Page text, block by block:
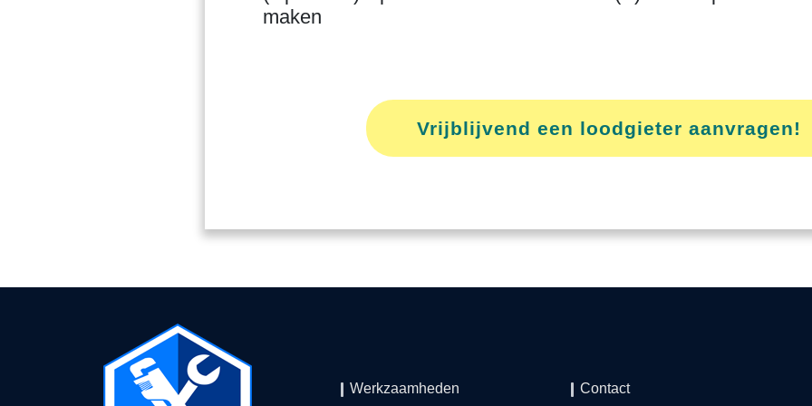
maken
Vrijblijvend een loodgieter aanvragen!
Werkzaamheden Contact